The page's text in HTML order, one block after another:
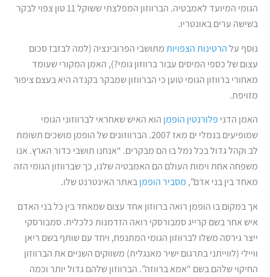
הגומי המיועד לאמבטיה. הברווזון המפלצתי ששוקל 11 טון צפוי לבקר
בשישה ערים באונטריו.
נוסף עלהרטינות הצפויותמתושבי הפרובינציה (למה לבזבז סכום
עצום של כספי המיסים עבור ברווזון גומי?), האמן המקורי שעומד
מאחורי ברווזון הגומי טוען כי הברווזון שמבקר בקנדה היא בעצם ציפור
מזויפת.
האמן הדניפלורנטין הופמןהוא האיש שאחראי לברווזוני הגומי
שמופיעים בנמלי ים מאז 2007. הברווזונים של הופמן מושכים תשומת
לב וקהל גדול בכל נמל בו הם מבקרים. “אנחנו תושבי כדור הארץ. אנו
משפחה אחת וימות העולם הם האמבטיה שלנו, כך שברווזון הגומי הזה
מאחד בין בני אדם”,מסביר הופמןבאתר האינטרנט שלו.
אך במקום בו הופמן רואה ברווזון אחד עצום שמאחד בין כל בני האדם
איש אחר בשם קרייג סמבורסקי רואה הזדמנות כלכלית. סמבורסקי
ייצר גירסה משלו לברווזון הגומי המתנפח, ויחד עם שותף בשם ריאן
וויילי (לווייתני בתרגום ישיר מאנגלית) משווקים השניים את הברווזון
החיקוי שלהם בשם “אמא ברווזה”. הברווזון שלהם גדול יותר וכמה